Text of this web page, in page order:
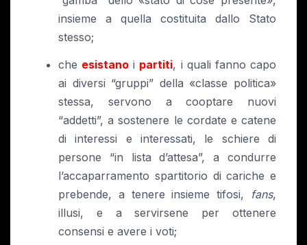
insieme a quella costituita dallo Stato
stesso;
che esistano i partiti, i quali fanno capo
ai diversi “gruppi” della «classe politica»
stessa, servono a cooptare nuovi
“addetti”, a sostenere le cordate e catene
di interessi e interessati, le schiere di
persone “in lista d’attesa”, a condurre
l’accaparramento spartitorio di cariche e
prebende, a tenere insieme tifosi, fans,
illusi, e a servirsene per ottenere
consensi e avere i voti;